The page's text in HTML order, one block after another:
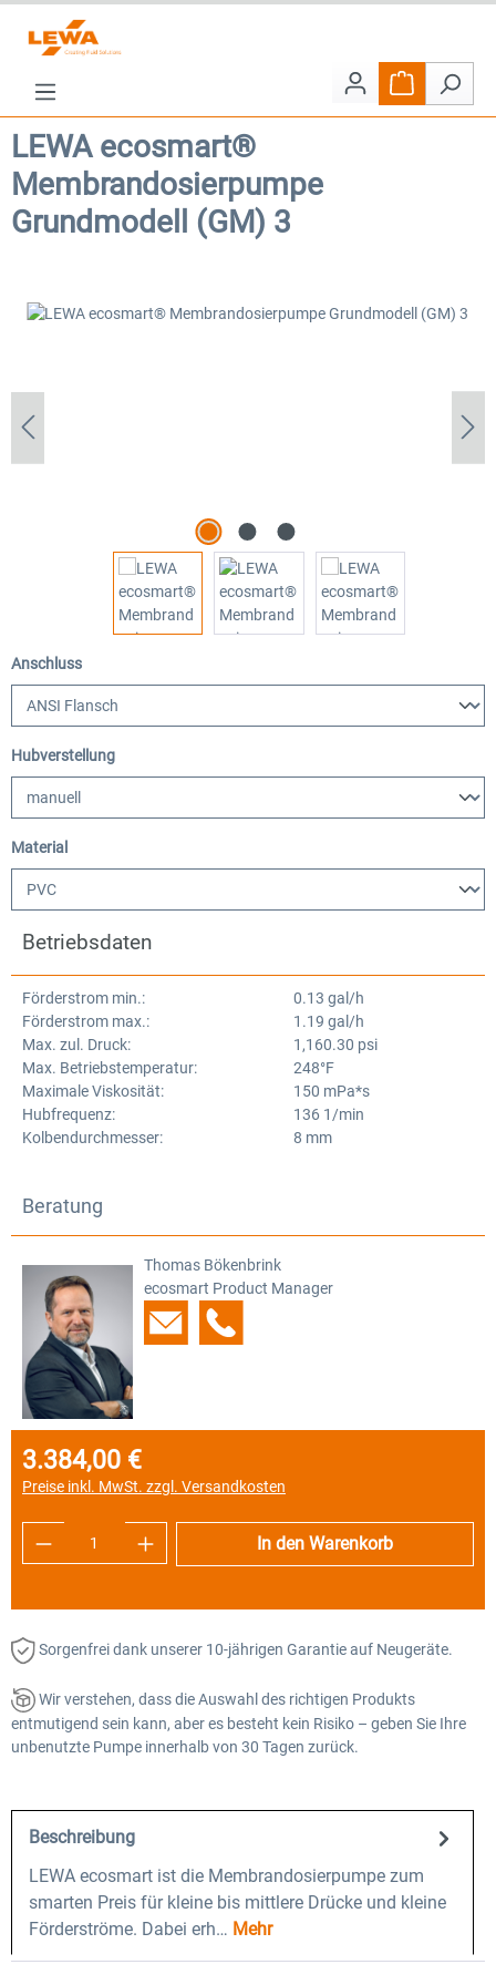
Zum Hauptinhalt springen
Warenkorb
LEWA ecosmart®
Membrandosierpumpe
Grundmodell (GM) 3
Bildergalerie überspringen
Anschlussauswählen
Hubverstellungauswählen
Materialauswählen
Betriebsdaten
Förderstrom min.:
Förderstrom max.:
Max. zul. Druck:
Max. Betriebstemperatur:
Maximale Viskosität:
Hubfrequenz:
Kolbendurchmesser:
0.13 gal/h
1.19 gal/h
1,160.30 psi
248°F
150 mPa*s
136 1/min
8 mm
Beratung
Thomas Bökenbrink
ecosmart Product Manager
Regulärer Preis:
3.384,00 €
Preise inkl. MwSt. zzgl. Versandkosten
Produkt Anzahl: Gib den gewünschten
In den Warenkorb
Sorgenfrei dank unserer 10-jährigen Garantie auf Neugeräte.
Wir verstehen, dass die Auswahl des richtigen Produkts
entmutigend sein kann, aber es besteht kein Risiko – geben Sie Ihre
unbenutzte Pumpe innerhalb von 30 Tagen zurück.
Beschreibung
LEWA ecosmart ist die Membrandosierpumpe zum
smarten Preis für kleine bis mittlere Drücke und kleine
Förderströme. Dabei erh… Mehr